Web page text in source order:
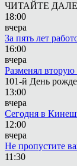
ЧИТАЙТЕ
18:00
вчера
За пять лет
16:00
вчера
Разменял
101-й День
13:00
вчера
Сегодня в
12:00
вчера
Не пропустите
11:30